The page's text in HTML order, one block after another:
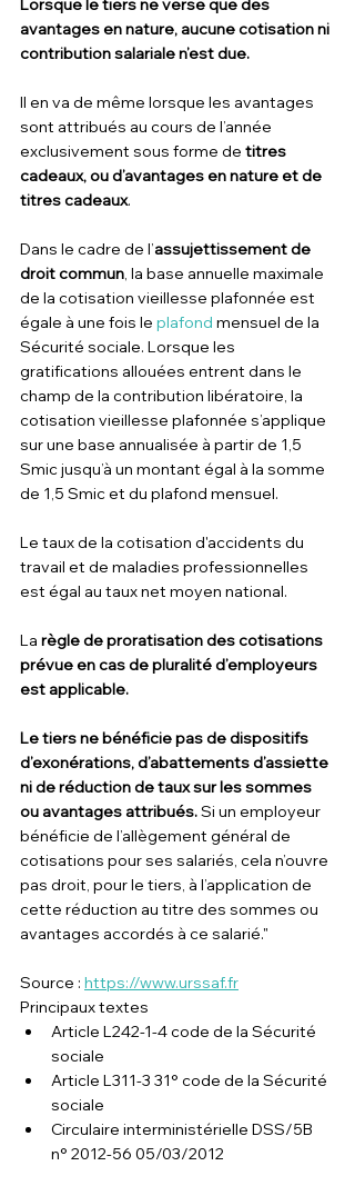
avantages en nature, aucune cotisation ni
contribution salariale n’est due.
Il en va de même lorsque les avantages
sont attribués au cours de l’année
exclusivement sous forme de titres
cadeaux, ou d’avantages en nature et de
titres cadeaux.
Dans le cadre de l’assujettissement de
droit commun , la base annuelle maximale
de la cotisation vieillesse plafonnée est
égale à une fois le plafond mensuel de la
Sécurité sociale. Lorsque les
gratifications allouées entrent dans le
champ de la contribution libératoire, la
cotisation vieillesse plafonnée s’applique
sur une base annualisée à partir de 1,5
Smic jusqu’à un montant égal à la somme
de 1,5 Smic et du plafond mensuel.
Le taux de la cotisation d'accidents du
travail et de maladies professionnelles
est égal au taux net moyen national.
La règle de proratisation des cotisations
prévue en cas de pluralité d’employeurs
est applicable.
Le tiers ne bénéficie pas de dispositifs
d’exonérations, d’abattements d’assiette
ni de réduction de taux sur les sommes
ou avantages attribués. Si un employeur
bénéficie de l’allègement général de
cotisations pour ses salariés, cela n’ouvre
pas droit, pour le tiers, à l’application de
cette réduction au titre des sommes ou
avantages accordés à ce salarié."
Source : https://www.urssaf.fr
Principaux textes
Article L242-1-4 code de la Sécurité
sociale
Article L311-3 31° code de la Sécurité
sociale
Circulaire interministérielle DSS/5B
n° 2012-56 05/03/2012